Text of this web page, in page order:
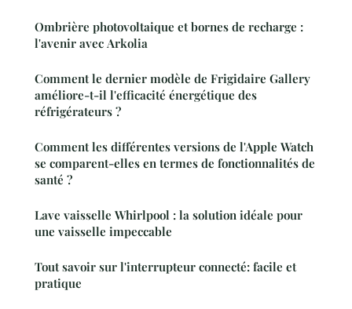
Ombrière photovoltaique et bornes de recharge :
l'avenir avec Arkolia
Comment le dernier modèle de Frigidaire Gallery
améliore-t-il l'efficacité énergétique des
réfrigérateurs ?
Comment les différentes versions de l'Apple Watch
se comparent-elles en termes de fonctionnalités de
santé ?
Lave vaisselle Whirlpool : la solution idéale pour
une vaisselle impeccable
Tout savoir sur l'interrupteur connecté: facile et
pratique